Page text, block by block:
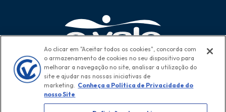
Ao clicar em "Aceitar todos os cookies", concorda com
o armazenamento de cookies no seu dispositivo para
melhorar a navegação no site, analisar a utilização do
site e ajudar nas nossas iniciativas de
marketing.
Conheça a Política de Privacidade do
nosso Site